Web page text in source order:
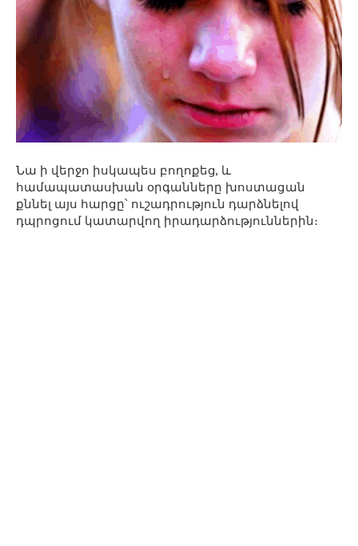
Նա ի վերջո իսկապես բողոքեց, և
համապատասխան օրգանները խոստացան
քննել այս հարցը՝ ուշադրություն դարձնելով
դպրոցում կատարվող իրադարձություններին։